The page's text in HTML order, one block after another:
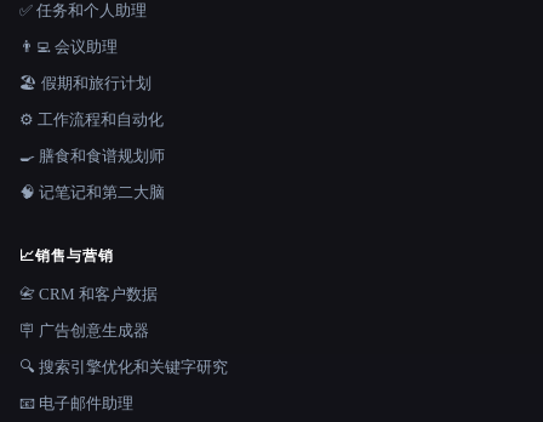
✅ 任务和个人助理
👨‍💻 会议助理
🏖 假期和旅行计划
⚙️ 工作流程和自动化
🍳 膳食和食谱规划师
🧠 记笔记和第二大脑
📈销售与营销
📇 CRM 和客户数据
🪧 广告创意生成器
🔍 搜索引擎优化和关键字研究
📧 电子邮件助理